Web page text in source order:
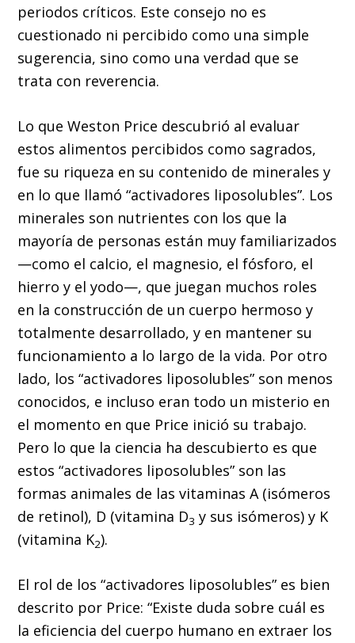
periodos críticos. Este consejo no es
cuestionado ni percibido como una simple
sugerencia, sino como una verdad que se
trata con reverencia.
Lo que Weston Price descubrió al evaluar
estos alimentos percibidos como sagrados,
fue su riqueza en su contenido de minerales y
en lo que llamó “activadores liposolubles”. Los
minerales son nutrientes con los que la
mayoría de personas están muy familiarizados
—como el calcio, el magnesio, el fósforo, el
hierro y el yodo—, que juegan muchos roles
en la construcción de un cuerpo hermoso y
totalmente desarrollado, y en mantener su
funcionamiento a lo largo de la vida. Por otro
lado, los “activadores liposolubles” son menos
conocidos, e incluso eran todo un misterio en
el momento en que Price inició su trabajo.
Pero lo que la ciencia ha descubierto es que
estos “activadores liposolubles” son las
formas animales de las vitaminas A (isómeros
de retinol), D (vitamina D3 y sus isómeros) y K
(vitamina K2).
El rol de los “activadores liposolubles” es bien
descrito por Price: “Existe duda sobre cuál es
la eficiencia del cuerpo humano en extraer los